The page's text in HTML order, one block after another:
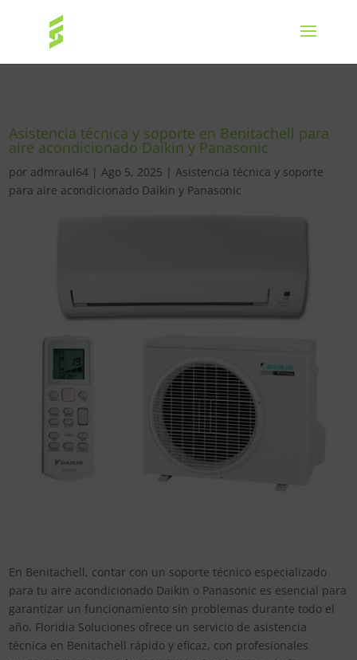
Asistencia técnica y soporte en Benitachell para
aire acondicionado Daikin y Panasonic
por admraul64 |Ago 5, 2025 |Asistencia técnica y soporte
para aire acondicionado Daikin y Panasonic
En Benitachell, contar con un soporte técnico especializado
para tu aire acondicionado Daikin o Panasonic es esencial para
garantizar un funcionamiento sin problemas durante todo el
año. Floridia Soluciones ofrece un servicio de asistencia
técnica en Benitachell rápido y eficaz, con profesionales